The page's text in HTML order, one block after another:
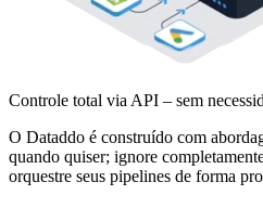
Controle total via API – sem
O Dataddo é construído com
quando quiser; ignore
orquestre seus pipelines de forma